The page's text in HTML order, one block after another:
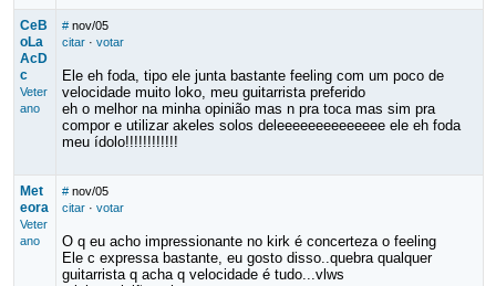
CeB
oLa
AcD
c
Veter
ano
# nov/05
citar· votar
Ele eh foda, tipo ele junta bastante feeling com um poco de
velocidade muito loko, meu guitarrista preferido
eh o melhor na minha opinião mas n pra toca mas sim pra
compor e utilizar akeles solos deleeeeeeeeeeeeee ele eh foda
meu ídolo!!!!!!!!!!!!
Met
eora
Veter
ano
# nov/05
citar· votar
O q eu acho impressionante no kirk é concerteza o feeling
Ele c expressa bastante, eu gosto disso..quebra qualquer
guitarrista q acha q velocidade é tudo...vlws